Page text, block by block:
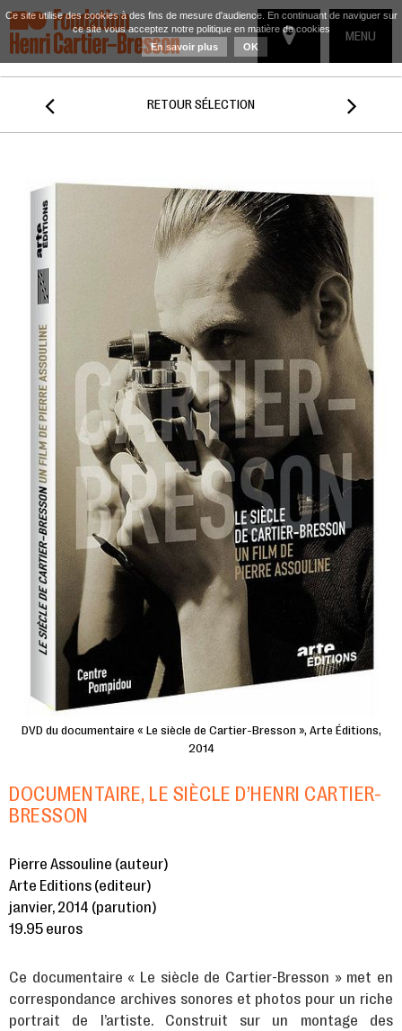
TOGGLE
MENU
 RETOUR SÉLECTION 
DVD du documentaire « Le siècle de Cartier-Bresson », Arte Éditions,
2014
DOCUMENTAIRE, LE SIÈCLE D’HENRI CARTIER-
BRESSON
Pierre Assouline (auteur)
Arte Editions (editeur)
janvier, 2014 (parution)
19.95 euros
Ce documentaire « Le siècle de Cartier-Bresson » met en
correspondance archives sonores et photos pour un riche
portrait de l’artiste. Construit sur un montage des
Ce site utilise des cookies à des fins de mesure d'audience. En continuant de naviguer sur
ce site vous acceptez notre politique en matière de cookies
En savoir plus
OK